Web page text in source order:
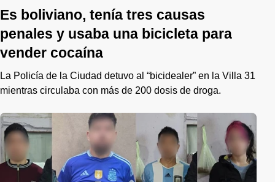
Es boliviano, tenía tres causas
penales y usaba una bicicleta para
vender cocaína
La Policía de la Ciudad detuvo al “bicidealer” en la Villa 31
mientras circulaba con más de 200 dosis de droga.